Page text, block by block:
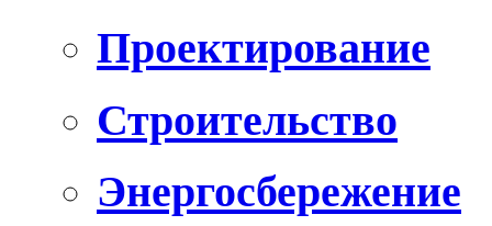
Проектирование
Строительство
Энергосбережение